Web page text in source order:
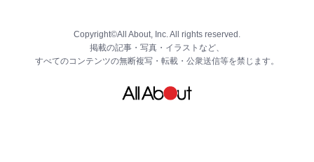
Copyright©All About, Inc. All rights reserved.
掲載の記事・写真・イラストなど、
すべてのコンテンツの無断複写・転載・公衆送信等を禁じます。